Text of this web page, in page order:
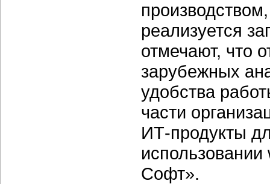
реализуется
отмечают, что
зарубежных
удобства
части
ИТ-продукты
Софт».